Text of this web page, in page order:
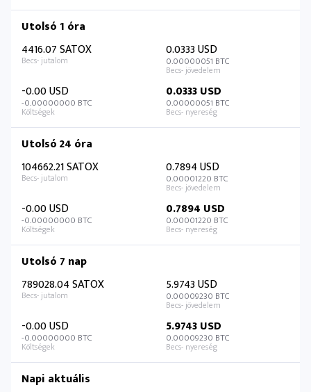
Utolsó 1 óra
4416.07 SATOX
0.0333 USD
0.00000051 BTC
-0.00 USD
-0.00000000 BTC
0.0333 USD
0.00000051 BTC
Utolsó 24 óra
104662.21 SATOX
0.7894 USD
0.00001220 BTC
-0.00 USD
-0.00000000 BTC
0.7894 USD
0.00001220 BTC
Utolsó 7 nap
789028.04 SATOX
5.9743 USD
0.00009230 BTC
-0.00 USD
-0.00000000 BTC
5.9743 USD
0.00009230 BTC
Napi aktuális